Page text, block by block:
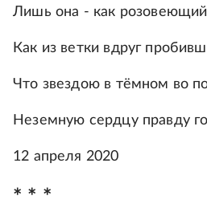
Лишь она - как розовеющий
Как из ветки вдруг
Что звездою в тёмном во
Неземную сердцу правду
12 апреля 2020
* * *